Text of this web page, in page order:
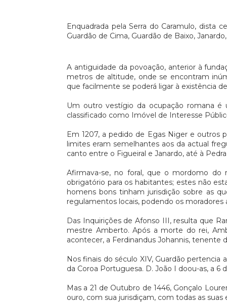
Enquadrada pela Serra do Caramulo, dista
Guardão de Cima, Guardão de Baixo,
A antiguidade da povoação, anterior à
metros de altitude, onde se encontram
que facilmente se poderá ligar à existência
Um outro vestígio da ocupação romana
classificado como Imóvel de Interesse
Em 1207, a pedido de Egas Niger e outros
limites eram semelhantes aos da actual
canto entre o Figueiral e Janardo, até à
Afirmava-se, no foral, que o mordomo
obrigatório para os habitantes; estes não
homens bons tinham jurisdição sobre as
regulamentos locais, podendo os moradores
Das Inquirições de Afonso III, resulta que
mestre Amberto. Após a morte do rei,
acontecer, a Ferdinandus Johannis, tenente
Nos finais do século XIV, Guardão
da Coroa Portuguesa. D. João I doou-as, a 6
Mas a 21 de Outubro de 1446, Gonçalo
ouro, com sua jurisdiçam, com todas as